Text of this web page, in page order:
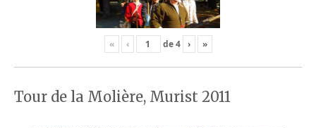
« ‹ de4 › »
Tour de la Molière, Murist 2011